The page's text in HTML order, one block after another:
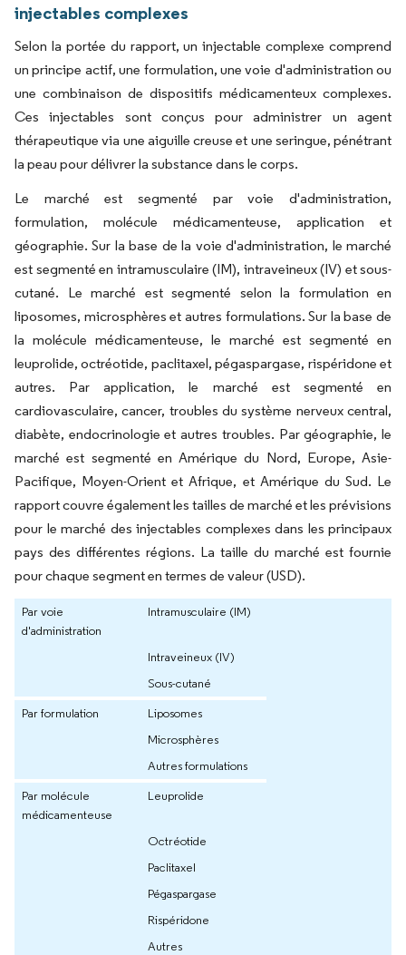
injectables complexes
Selon la portée du rapport, un injectable complexe comprend
un principe actif, une formulation, une voie d'administration ou
une combinaison de dispositifs médicamenteux complexes.
Ces injectables sont conçus pour administrer un agent
thérapeutique via une aiguille creuse et une seringue, pénétrant
la peau pour délivrer la substance dans le corps.
Le marché est segmenté par voie d'administration,
formulation, molécule médicamenteuse, application et
géographie. Sur la base de la voie d'administration, le marché
est segmenté en intramusculaire (IM), intraveineux (IV) et sous-
cutané. Le marché est segmenté selon la formulation en
liposomes, microsphères et autres formulations. Sur la base de
la molécule médicamenteuse, le marché est segmenté en
leuprolide, octréotide, paclitaxel, pégaspargase, rispéridone et
autres. Par application, le marché est segmenté en
cardiovasculaire, cancer, troubles du système nerveux central,
diabète, endocrinologie et autres troubles. Par géographie, le
marché est segmenté en Amérique du Nord, Europe, Asie-
Pacifique, Moyen-Orient et Afrique, et Amérique du Sud. Le
rapport couvre également les tailles de marché et les prévisions
pour le marché des injectables complexes dans les principaux
pays des différentes régions. La taille du marché est fournie
pour chaque segment en termes de valeur (USD).
Par voie
d'administration
Intramusculaire (IM)
Intraveineux (IV)
Sous-cutané
Par formulation
Liposomes
Microsphères
Autres formulations
Par molécule
médicamenteuse
Leuprolide
Octréotide
Paclitaxel
Pégaspargase
Rispéridone
Autres